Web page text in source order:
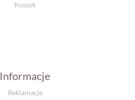
Koszyk
Informacje
Reklamacje